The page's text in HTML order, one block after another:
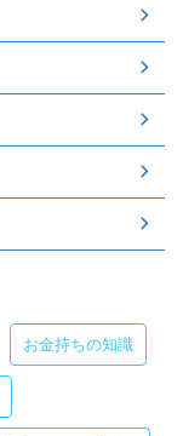
お金持ちの知識